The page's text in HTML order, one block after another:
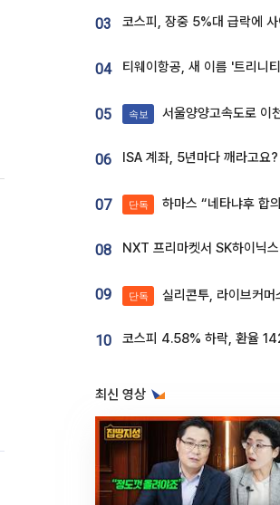
03
04
05 속보 서울양양고속도로 이천터
06 ISA 계좌, 5년마다 깨라고요
07 단독 하마스 “네타냐후 합의안 거절, 총
08
09 단독 실리콘투, 라이브커머스팀 신설…K뷰티 ‘글로벌
10
최신 영상